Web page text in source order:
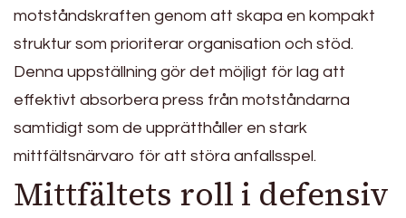
motståndskraften genom att skapa en kompakt
struktur som prioriterar organisation och stöd.
Denna uppställning gör det möjligt för lag att
effektivt absorbera press från motståndarna
samtidigt som de upprätthåller en stark
mittfältsnärvaro för att störa anfallsspel.
Mittfältets roll i defensiv